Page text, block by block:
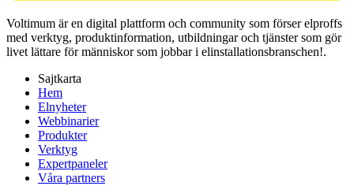
Voltimum är en digital plattform och community som förser elproffs
med verktyg, produktinformation, utbildningar och tjänster som gör
livet lättare för människor som jobbar i elinstallationsbranschen!.
Sajtkarta
Hem
Elnyheter
Webbinarier
Produkter
Verktyg
Expertpaneler
Våra partners